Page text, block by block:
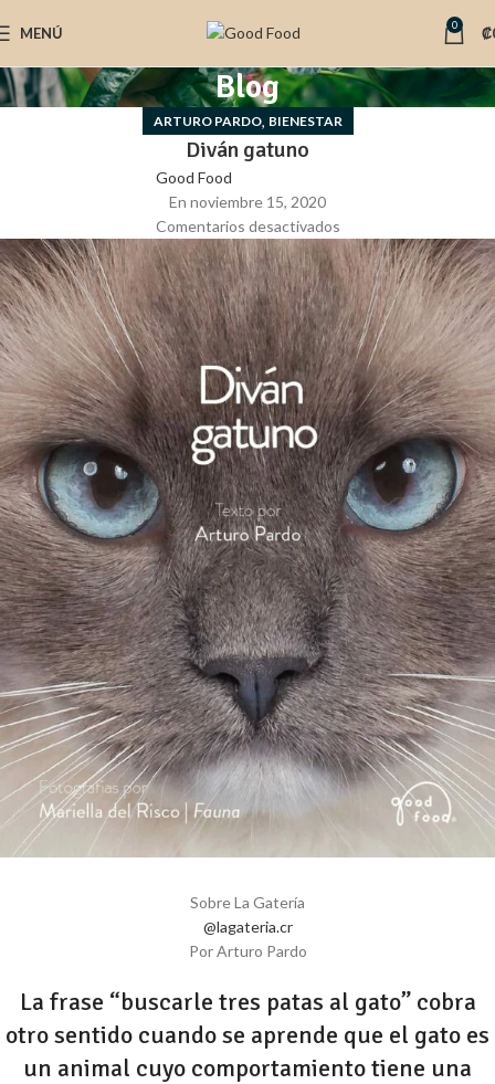
MENÚ 0 ₡
Blog
ARTURO PARDO, BIENESTAR
Diván gatuno
Good Food
En noviembre 15, 2020
Comentarios desactivados
Sobre La Gatería
@lagateria.cr
Por Arturo Pardo
La frase “buscarle tres patas al gato” cobra
otro sentido cuando se aprende que el gato es
un animal cuyo comportamiento tiene una